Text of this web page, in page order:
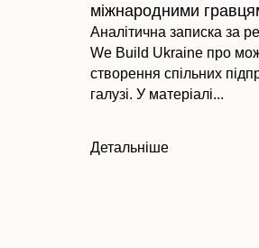
міжнародними
Аналітична записка за
We Build Ukraine про
створення спільних
галузі. У матеріалі...
Детальніше